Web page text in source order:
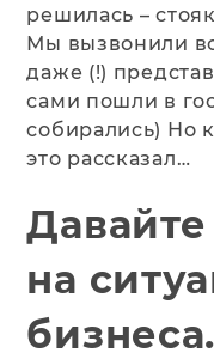
решилась –
Мы вызвонили
даже (!)
сами пошли в
собирались) Но
это рассказал…
на
бизнеса.